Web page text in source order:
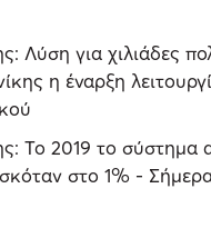
Λύση για χιλιάδες
η έναρξη
Το 2019 το σύστημα
στο 1% -